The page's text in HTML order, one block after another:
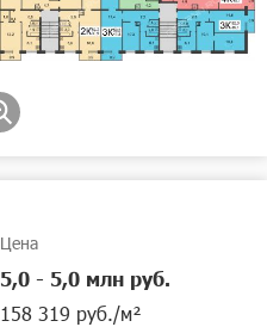
Цена
5,0 - 5,0 млн руб.
158 319 руб./м²